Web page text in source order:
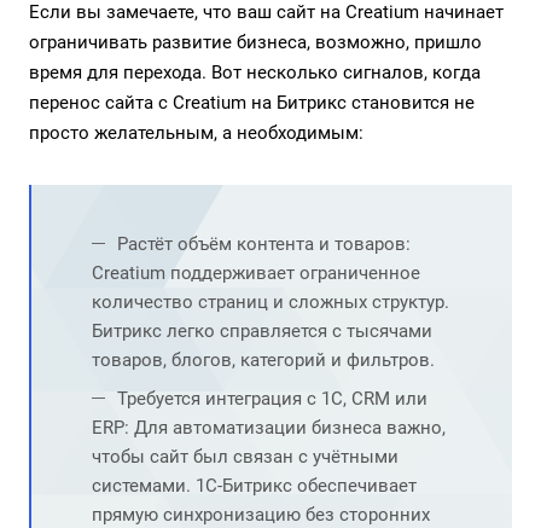
Если вы замечаете, что ваш сайт на Creatium начинает
ограничивать развитие бизнеса, возможно, пришло
время для перехода. Вот несколько сигналов, когда
перенос сайта с Creatium на Битрикс становится не
просто желательным, а необходимым:
Растёт объём контента и товаров:
Creatium поддерживает ограниченное
количество страниц и сложных структур.
Битрикс легко справляется с тысячами
товаров, блогов, категорий и фильтров.
Требуется интеграция с 1С, CRM или
ERP: Для автоматизации бизнеса важно,
чтобы сайт был связан с учётными
системами. 1С-Битрикс обеспечивает
прямую синхронизацию без сторонних